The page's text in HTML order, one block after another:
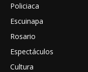
Policiaca
Escuinapa
Rosario
Espectáculos
Cultura